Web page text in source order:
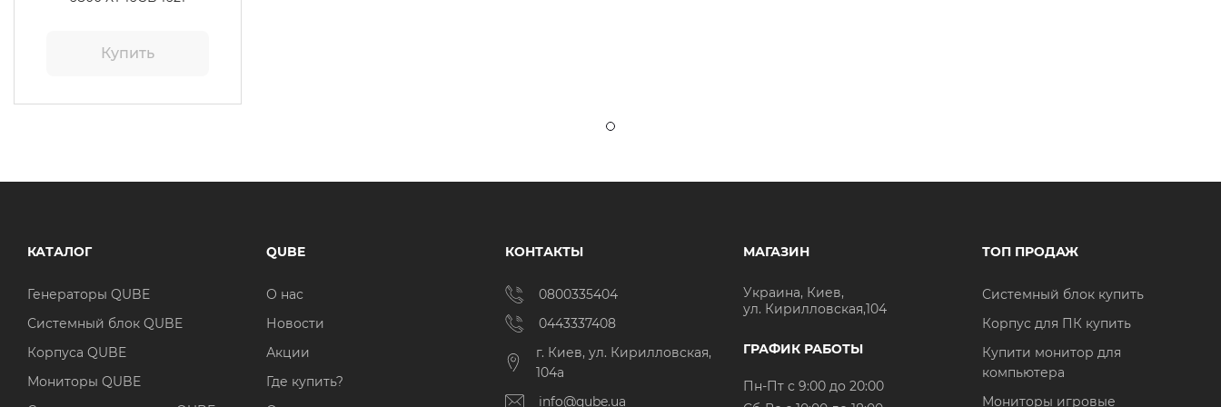
Купить
КАТАЛОГ
Генераторы QUBE
Системный блок QUBE
Корпуса QUBE
Мониторы QUBE
QUBE
О нас
Новости
Акции
Где купить?
КОНТАКТЫ
0800335404
0443337408
г. Киев, ул. Кирилловская,
104а
info@qube.ua
МАГАЗИН
Украина, Киев,
ул. Кирилловская,104
ГРАФИК РАБОТЫ
Пн-Пт с 9:00 до 20:00
ТОП ПРОДАЖ
Системный блок купить
Корпус для ПК купить
Купити монитор для
компьютера
Мониторы игровые